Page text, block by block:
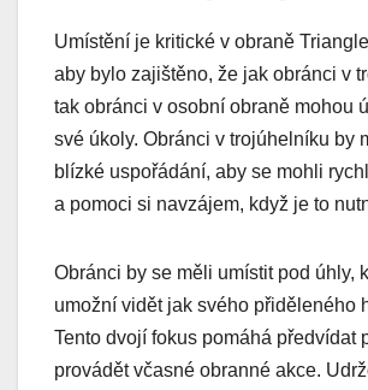
Umístění je kritické v obraně
aby bylo zajištěno, že jak obránci v
tak obránci v osobní obraně mohou
své úkoly. Obránci v trojúhelníku by
blízké uspořádání, aby se mohli
a pomoci si navzájem, když je to
Obránci by se měli umístit pod úhly,
umožní vidět jak svého přiděleného
Tento dvojí fokus pomáhá předvídat
provádět včasné obranné akce.